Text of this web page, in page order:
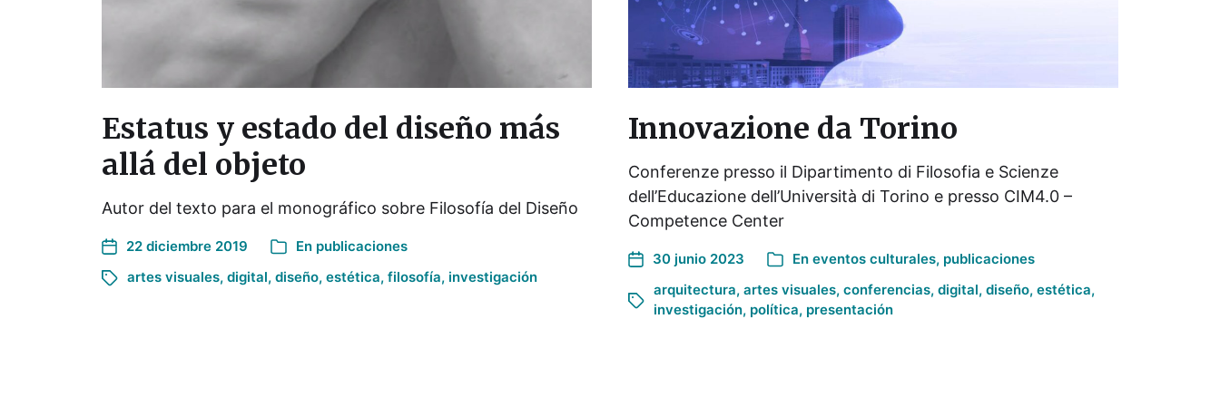
Estatus y estado del diseño más
allá del objeto
Autor del texto para el monográfico sobre Filosofía del Diseño
22 diciembre 2019 En publicaciones
artes visuales, digital, diseño, estética, filosofía, investigación
Innovazione da Torino
Conferenze presso il Dipartimento di Filosofia e Scienze
dell’Educazione dell’Università di Torino e presso CIM4.0 –
Competence Center
30 junio 2023 En eventos culturales, publicaciones
arquitectura, artes visuales, conferencias, digital, diseño, estética,
investigación, política, presentación